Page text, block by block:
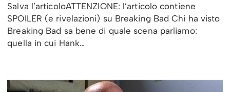
Salva l’articoloATTENZIONE: l’articolo contiene
SPOILER (e rivelazioni) su Breaking Bad Chi ha visto
Breaking Bad sa bene di quale scena parliamo:
quella in cui Hank…